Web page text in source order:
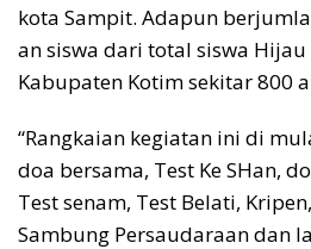
kota Sampit. Adapun
an siswa dari total siswa Hijau
Kabupaten Kotim sekitar 800
“Rangkaian kegiatan ini di
doa bersama, Test Ke SHan,
Test senam, Test Belati,
Sambung Persaudaraan dan